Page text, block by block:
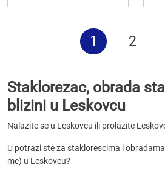
1 2
Staklorezac, obrada
blizini u Leskovcu
Nalazite se u Leskovcu ili prolazite
U potrazi ste za staklorescima i
me) u Leskovcu?